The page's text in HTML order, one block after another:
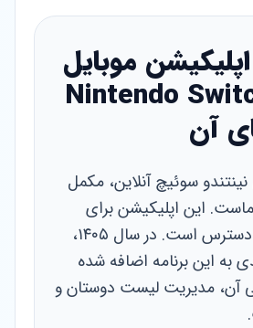
موبایل
Nintendo
آن
سوئیچ آنلاین، مکمل
این اپلیکیشن برای
اندروید و iOS در دسترس است. در سال ۱۴۰۵،
به این برنامه اضافه شده
آن، مدیریت لیست دوستان و